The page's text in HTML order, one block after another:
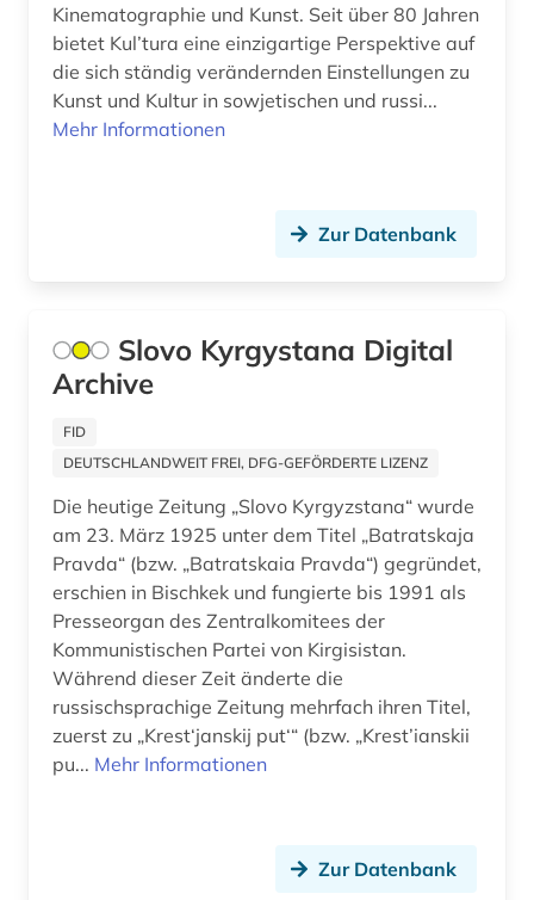
politikwissenschaft (2)
politisch verfolgter (2)
politische geografie (1)
pravda (zeitung) (1)
prokopovic (1)
präsident (4)
präsidentenwahl (7)
puskin (1)
putin, vladimir vladimirovič | politiker;
staatspräsident (2)
putsch (1)
Kinematographie und Kunst. Seit über 80 Jahren
bietet Kul’tura eine einzigartige Perspektive auf
die sich ständig verändernden Einstellungen zu
Kunst und Kultur in sowjetischen und russi...
Mehr Informationen
Zur Datenbank
Slovo Kyrgystana Digital
Archive
FID
DEUTSCHLANDWEIT FREI, DFG-GEFÖRDERTE LIZENZ
Die heutige Zeitung „Slovo Kyrgyzstana“ wurde
am 23. März 1925 unter dem Titel „Batratskaja
Pravda“ (bzw. „Batratskaia Pravda“) gegründet,
erschien in Bischkek und fungierte bis 1991 als
Presseorgan des Zentralkomitees der
Kommunistischen Partei von Kirgisistan.
Während dieser Zeit änderte die
russischsprachige Zeitung mehrfach ihren Titel,
zuerst zu „Krest‘janskij put‘“ (bzw. „Krest’ianskii
pu... Mehr Informationen
Zur Datenbank